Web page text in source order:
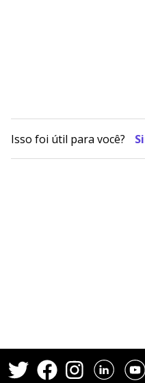
Isso foi útil para você?